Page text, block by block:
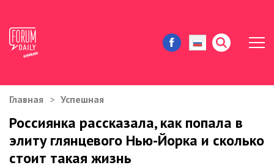
ИММИГРАЦИЯ В США
Главная Успешная
Россиянка рассказала, как попала в
элиту глянцевого Нью-Йорка и сколько
стоит такая жизнь